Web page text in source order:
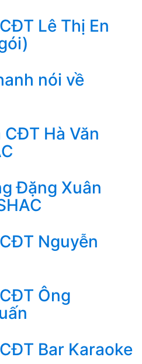
Lê Thị En
nói về
Hà Văn
Đặng Xuân
Nguyễn
Ông
Bar Karaoke